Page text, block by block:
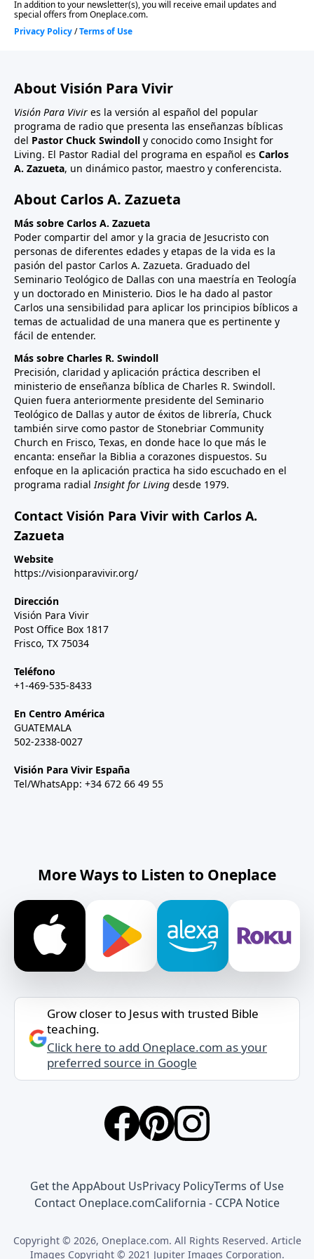
About Visión Para Vivir
Visión Para Vivir es la versión al español del popular
programa de radio que presenta las enseñanzas bíblicas
del Pastor Chuck Swindoll y conocido como Insight for
Living. El Pastor Radial del programa en español es Carlos
A. Zazueta, un dinámico pastor, maestro y conferencista.
About Carlos A. Zazueta
Más sobre Carlos A. Zazueta
Poder compartir del amor y la gracia de Jesucristo con
personas de diferentes edades y etapas de la vida es la
pasión del pastor Carlos A. Zazueta. Graduado del
Seminario Teológico de Dallas con una maestría en Teología
y un doctorado en Ministerio. Dios le ha dado al pastor
Carlos una sensibilidad para aplicar los principios bíblicos a
temas de actualidad de una manera que es pertinente y
fácil de entender.
Más sobre Charles R. Swindoll
Precisión, claridad y aplicación práctica describen el
ministerio de enseñanza bíblica de Charles R. Swindoll.
Quien fuera anteriormente presidente del Seminario
Teológico de Dallas y autor de éxitos de librería, Chuck
también sirve como pastor de Stonebriar Community
Church en Frisco, Texas, en donde hace lo que más le
encanta: enseñar la Biblia a corazones dispuestos. Su
enfoque en la aplicación practica ha sido escuchado en el
programa radial Insight for Living desde 1979.
Contact Visión Para Vivir with Carlos A.
Zazueta
Website
https://visionparavivir.org/
Dirección
Visión Para Vivir
Post Office Box 1817
Frisco, TX 75034
Teléfono
+1-469-535-8433
En Centro América
GUATEMALA
502-2338-0027
Visión Para Vivir España
Tel/WhatsApp: +34 672 66 49 55
More Ways to Listen to Oneplace
Grow closer to Jesus with trusted Bible
teaching.
Click here to add Oneplace.com as your
preferred source in Google
Get the AppAbout UsPrivacy PolicyTerms of Use
Contact Oneplace.comCalifornia - CCPA Notice
Copyright © 2026, Oneplace.com. All Rights Reserved. Article
Images Copyright © 2021 Jupiter Images Corporation.